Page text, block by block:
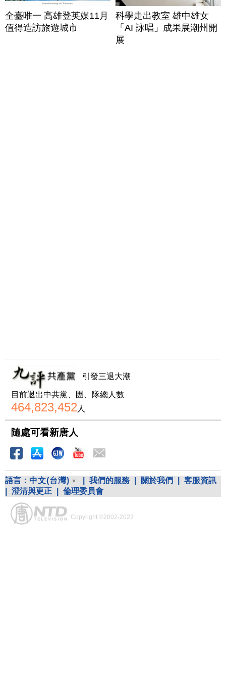
全臺唯一 高雄登英媒11月
值得造訪旅遊城市
科學走出教室 雄中雄女
「AI 詠唱」成果展潮州開
展
引發三退大潮
目前退出中共黨、團、隊總人數
464,823,452 人
隨處可看新唐人
語言： 中文(台灣) 我們的服務 關於我們
客服資訊
澄清與更正 倫理委員會
Copyright ©2002-2023